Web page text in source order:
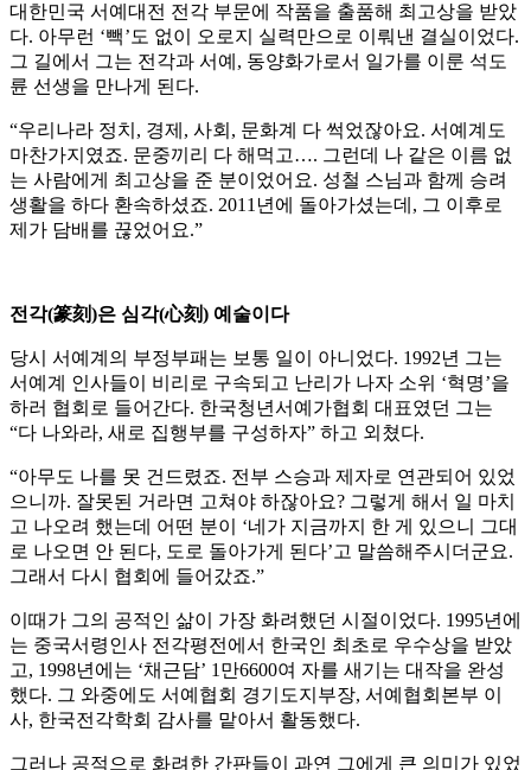
대한민국 서예대전 전각 부문에 작품을 출품해 최고상을 받았
다. 아무런 ‘빽’도 없이 오로지 실력만으로 이뤄낸 결실이었다.
그 길에서 그는 전각과 서예, 동양화가로서 일가를 이룬 석도
륜 선생을 만나게 된다.
“우리나라 정치, 경제, 사회, 문화계 다 썩었잖아요. 서예계도
마찬가지였죠. 문중끼리 다 해먹고…. 그런데 나 같은 이름 없
는 사람에게 최고상을 준 분이었어요. 성철 스님과 함께 승려
생활을 하다 환속하셨죠. 2011년에 돌아가셨는데, 그 이후로
제가 담배를 끊었어요.”
전각(篆刻)은 심각(心刻) 예술이다
당시 서예계의 부정부패는 보통 일이 아니었다. 1992년 그는
서예계 인사들이 비리로 구속되고 난리가 나자 소위 ‘혁명’을
하러 협회로 들어간다. 한국청년서예가협회 대표였던 그는
“다 나와라, 새로 집행부를 구성하자” 하고 외쳤다.
“아무도 나를 못 건드렸죠. 전부 스승과 제자로 연관되어 있었
으니까. 잘못된 거라면 고쳐야 하잖아요? 그렇게 해서 일 마치
고 나오려 했는데 어떤 분이 ‘네가 지금까지 한 게 있으니 그대
로 나오면 안 된다, 도로 돌아가게 된다’고 말씀해주시더군요.
그래서 다시 협회에 들어갔죠.”
이때가 그의 공적인 삶이 가장 화려했던 시절이었다. 1995년에
는 중국서령인사 전각평전에서 한국인 최초로 우수상을 받았
고, 1998년에는 ‘채근담’ 1만6600여 자를 새기는 대작을 완성
했다. 그 와중에도 서예협회 경기도지부장, 서예협회본부 이
사, 한국전각학회 감사를 맡아서 활동했다.
그러나 공적으로 화려한 간판들이 과연 그에게 큰 의미가 있었